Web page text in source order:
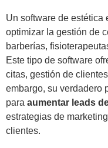
Un software de estética
optimizar la gestión de
barberías,
Este tipo de software
citas, gestión de
embargo, su verdadero
para aumentar leads
estrategias de
clientes.